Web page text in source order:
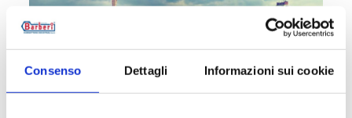
Consenso Dettagli Informazioni sui cookie